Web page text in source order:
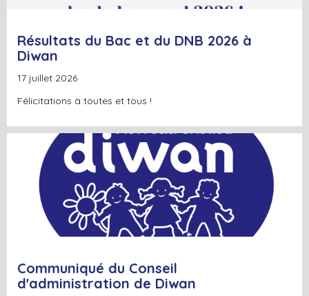
Résultats du Bac et du DNB 2026 à
Diwan
17 juillet 2026
Félicitations à toutes et tous !
+ Lire la suite
Communiqué du Conseil
d'administration de Diwan